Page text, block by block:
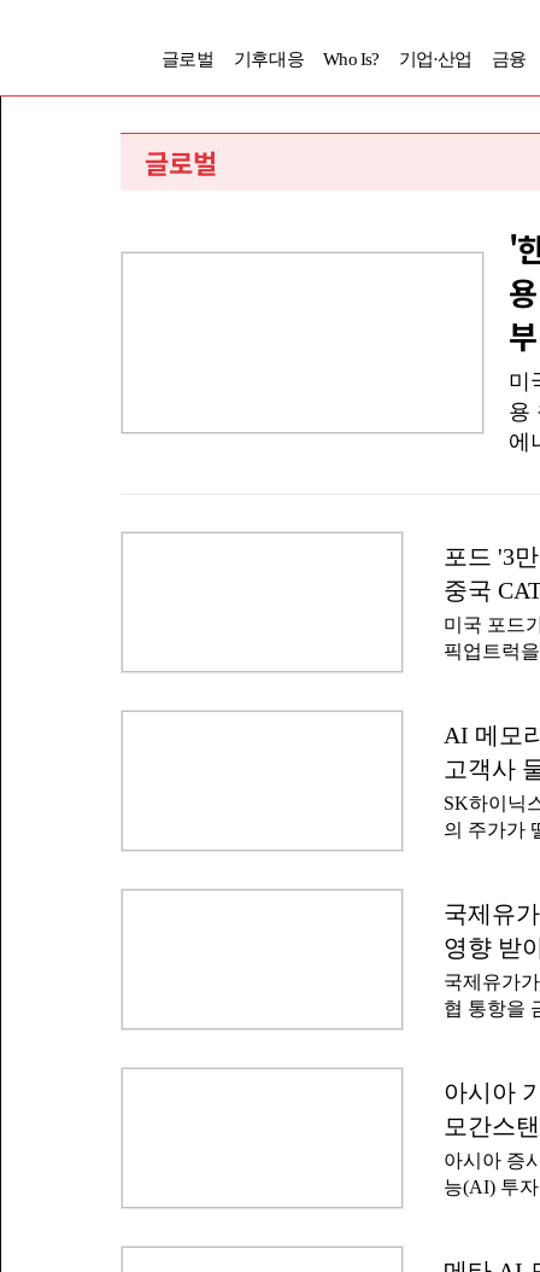
글로벌 기후대응 Who Is? 기업·산업 금융
글로벌
'
미
용
에
체
클
포드 '3
중국
미국 포드
픽업트럭
이러한 전
각) 포드는
전기 픽업
는 미국 기
만9945달
3만 달러
막대한 손
AI 메모
고객사
SK하이닉
의 주가가
기 성장 잠
스트리트
자자들에
평가가 나
실적을 발
샌디스크
주가(-
국제유
영향 받
국제유가
협 통항을
에 거래를
거래일보
했다.김유
둘러싼 불
르스통신
아시아
모간스
아시아 증
능(AI) 투
높다는 전